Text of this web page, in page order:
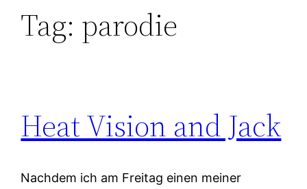
Tag: parodie
Heat Vision and Jack
Nachdem ich am Freitag einen meiner